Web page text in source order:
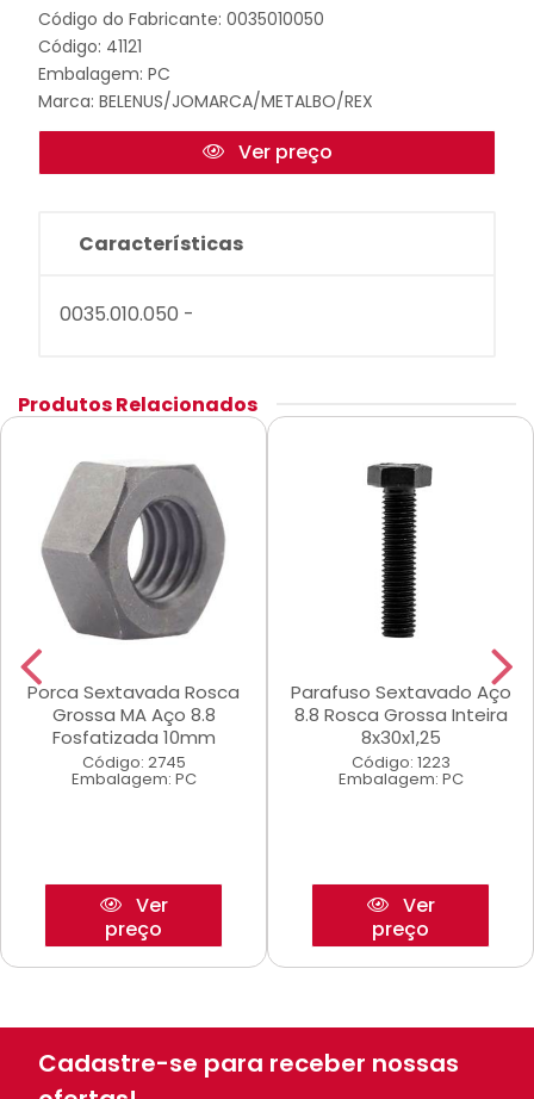
Código do Fabricante: 0035010050
Código: 41121
Embalagem: PC
Marca: BELENUS/JOMARCA/METALBO/REX
Ver preço
Características
0035.010.050 -
Produtos Relacionados
Porca Sextavada Rosca
Grossa MA Aço 8.8
Fosfatizada 10mm
Código: 2745
Embalagem: PC
Ver
preço
Parafuso Sextavado Aço
8.8 Rosca Grossa Inteira
8x30x1,25
Código: 1223
Embalagem: PC
Ver
preço
Cadastre-se para receber nossas